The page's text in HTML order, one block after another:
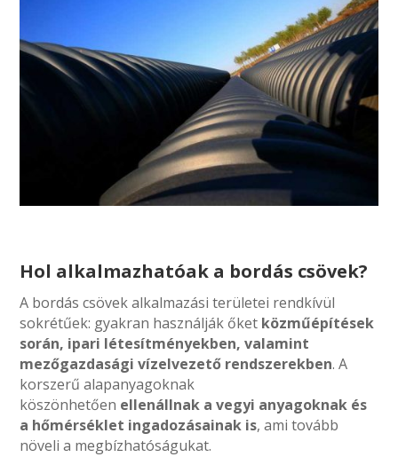
Hol alkalmazhatóak a bordás csövek?
A bordás csövek alkalmazási területei rendkívül
sokrétűek: gyakran használják őket közműépítések
során, ipari létesítményekben, valamint
mezőgazdasági vízelvezető rendszerekben. A
korszerű alapanyagoknak
köszönhetően ellenállnak a vegyi anyagoknak és
a hőmérséklet ingadozásainak is, ami tovább
növeli a megbízhatóságukat.